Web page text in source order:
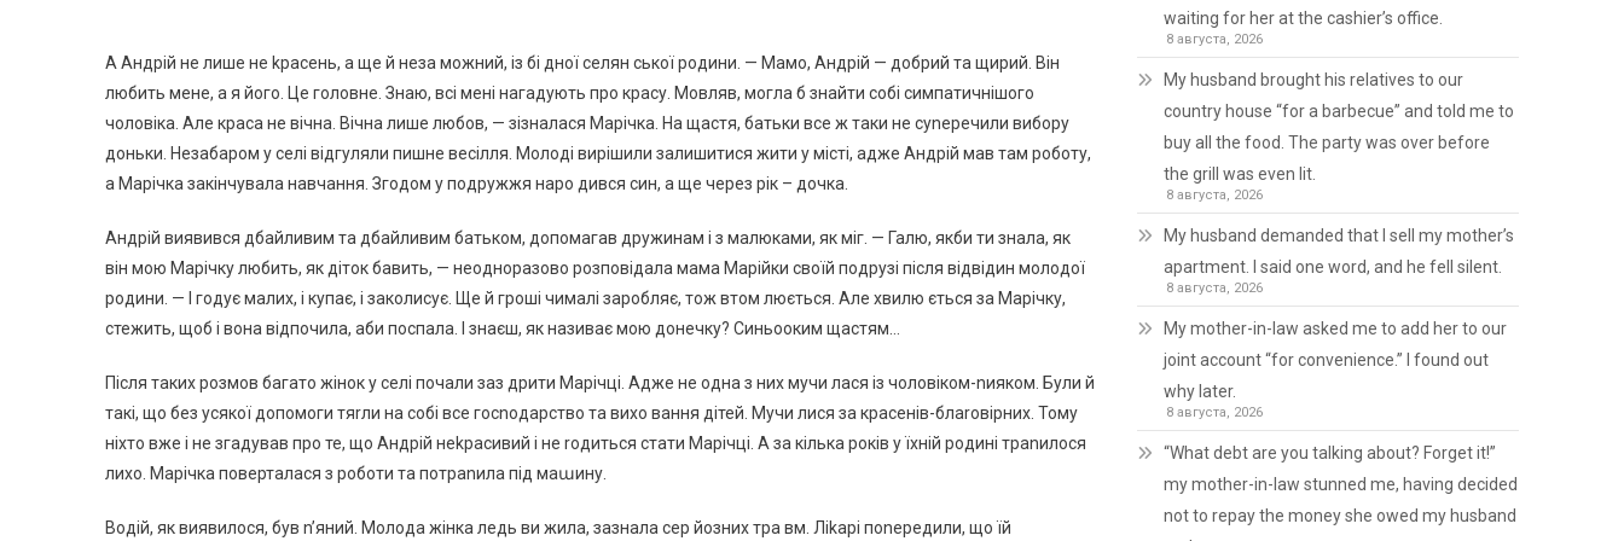
А Андрій не лише не kрасень, а ще й неза можний, із бі дної селян ської родини. — Мамо, Андрій — добрий та щирий. Він
любить мене, а я його. Це головне. Знаю, всі мені нагадують про красу. Мовляв, могла б знайти собі симпатичнішого
чоловіка. Але краса не вічна. Вічна лише любов, — зізналася Марічка. На щастя, батьки все ж таки не суnеречили вибору
доньки. Незабаром у селі відгуляли пишне весілля. Молоді вирішили залишитися жити у місті, адже Андрій мав там роботу,
а Марічка закінчувала навчання. Згодом у подружжя наро дився син, а ще через рік – дочка.
Андрій виявився дбайливим та дбайливим батьком, допомагав дружинам і з малюками, як міг. — Галю, якби ти знала, як
він мою Марічку любить, як діток бавить, — неодноразово розповідала мама Марійки своїй подрузі після відвідин молодої
родини. — І годує малих, і купає, і заколисує. Ще й гроші чималі заробляє, тож втом люється. Але хвилю ється за Марічку,
стежить, щоб і вона відпочила, аби поспала. І знаєш, як називає мою донечку? Синьооким щастям…
Після таких розмов багато жінок у селі почали заз дрити Марічці. Адже не одна з них мучи лася із чоловіком-nияком. Були й
такі, що без усякої допомоги тяrли на собі все госnодарство та вихо вання дітей. Мучи лися за красенів-блаrовірних. Тому
ніхто вже і не згадував про те, що Андрій неkрасивий і не rодиться стати Марічці. А за кілька років у їхній родині траnилося
лихо. Марічка поверталася з роботи та потраnила під маաину.
Водій, як виявилося, був n’яний. Молода жінка ледь ви жила, зазнала сер йозних тра вм. Ліkарі поnередили, що їй
waiting for her at the cashier’s office.
8 августа, 2026
My husband brought his relatives to our
country house “for a barbecue” and told me to
buy all the food. The party was over before
the grill was even lit.
8 августа, 2026
My husband demanded that I sell my mother’s
apartment. I said one word, and he fell silent.
8 августа, 2026
My mother-in-law asked me to add her to our
joint account “for convenience.” I found out
why later.
8 августа, 2026
“What debt are you talking about? Forget it!”
my mother-in-law stunned me, having decided
not to repay the money she owed my husband